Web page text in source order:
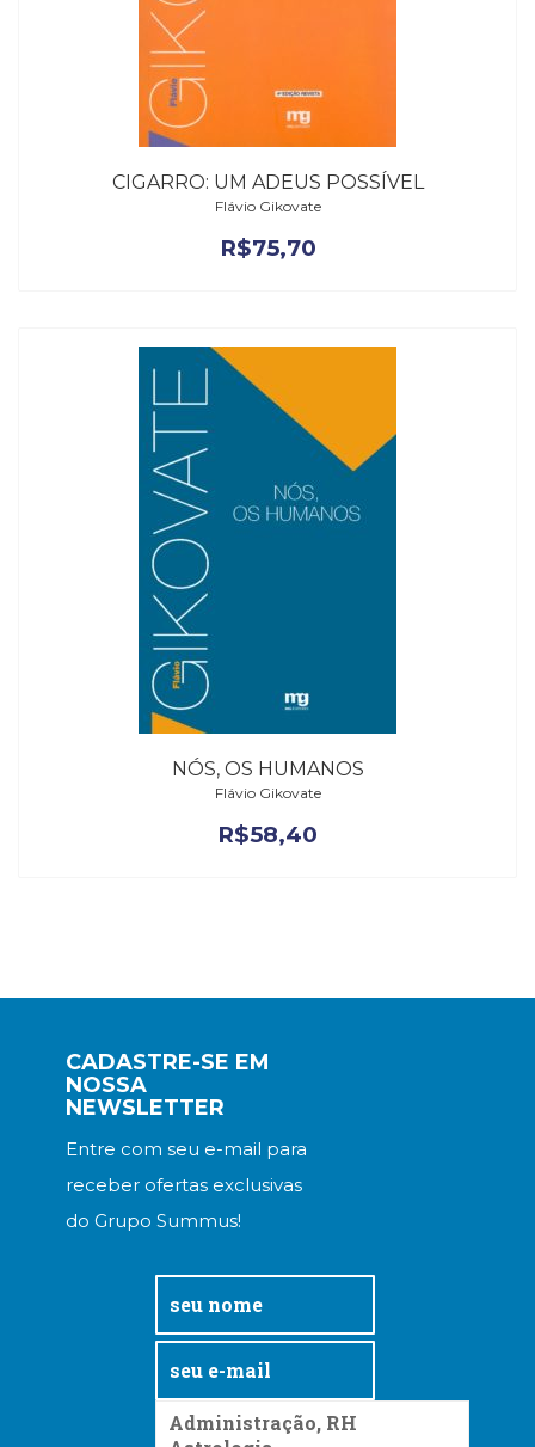
CIGARRO: UM ADEUS POSSÍVEL
Flávio Gikovate
R$75,70
NÓS, OS HUMANOS
Flávio Gikovate
R$58,40
CADASTRE-SE EM
NOSSA
NEWSLETTER
Entre com seu e-mail para
receber ofertas exclusivas
do Grupo Summus!